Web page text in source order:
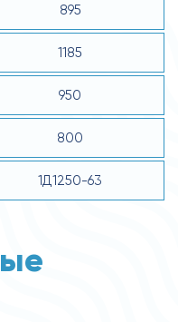
895
1185
950
800
1Д1250-63